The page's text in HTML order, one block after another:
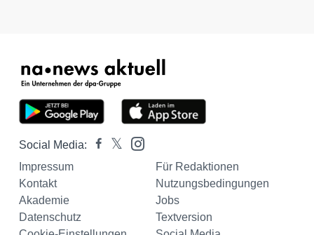
Social Media:
Impressum
Für Redaktionen
Kontakt
Nutzungsbedingungen
Akademie
Jobs
Datenschutz
Textversion